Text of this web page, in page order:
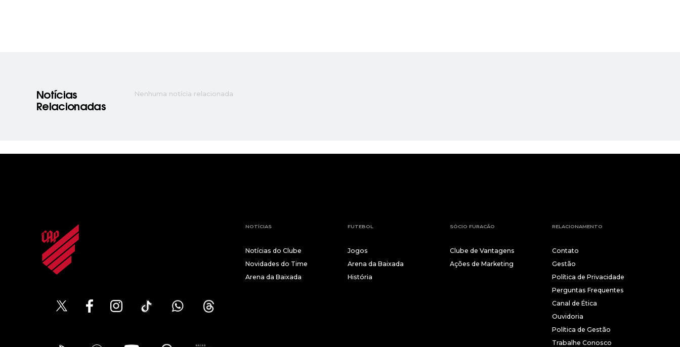
Notícias
Relacionadas
Nenhuma notícia relacionada
NOTÍCIAS
Notícias do Clube
Novidades do Time
Arena da Baixada
FUTEBOL
Jogos
Arena da Baixada
História
SÓCIO FURACÃO
Clube de Vantagens
Ações de Marketing
RELACIONAMENTO
Contato
Gestão
Política de Privacidade
Perguntas Frequentes
Canal de Ética
Ouvidoria
Política de Gestão
Trabalhe Conosco